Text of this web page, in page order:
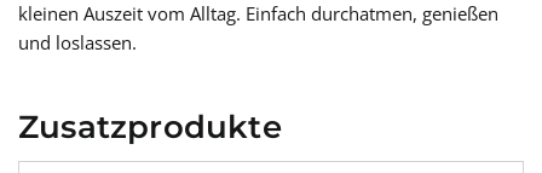
kleinen Auszeit vom Alltag. Einfach durchatmen, genießen
und loslassen.
Zusatzprodukte